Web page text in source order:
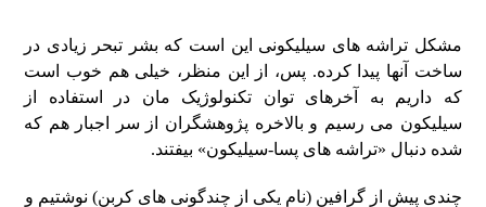
مشکل تراشه های سیلیکونی این است که بشر تبحر زیادی در
ساخت آنها پیدا کرده. پس، از این منظر، خیلی هم خوب است
که داریم به آخرهای توان تکنولوژیک مان در استفاده از
سیلیکون می رسیم و بالاخره پژوهشگران از سر اجبار هم که
شده دنبال «تراشه های پسا-سیلیکون» بیفتند.
چندی پیش از گرافین (نام یکی از چندگونی های کربن) نوشتیم و